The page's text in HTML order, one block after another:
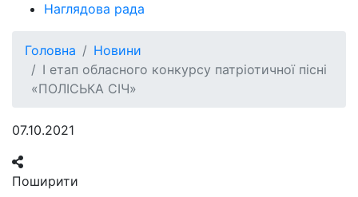
Наглядова рада
Головна
Новини
І етап обласного конкурсу патріотичної пісні
«ПОЛІСЬКА СІЧ»
07.10.2021
Поширити